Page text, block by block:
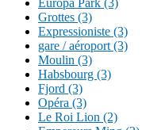
Europa Park (3)
Grottes (3)
Expressioniste (3)
gare / aéroport (3)
Moulin (3)
Habsbourg (3)
Fjord (3)
Opéra (3)
Le Roi Lion (2)